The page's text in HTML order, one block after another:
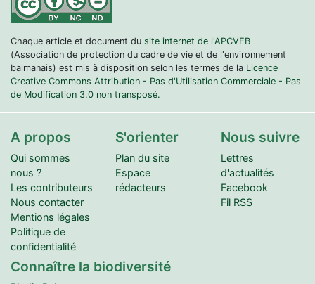
Chaque article et document du site internet de l'APCVEB
(Association de protection du cadre de vie et de l'environnement
balmanais) est mis à disposition selon les termes de la Licence
Creative Commons Attribution - Pas d'Utilisation Commerciale - Pas
de Modification 3.0 non transposé.
A propos
Qui sommes
nous ?
Les contributeurs
Nous contacter
Mentions légales
Politique de
confidentialité
S'orienter
Plan du site
Espace
rédacteurs
Nous suivre
Lettres
d'actualités
Facebook
Fil RSS
Connaître la biodiversité